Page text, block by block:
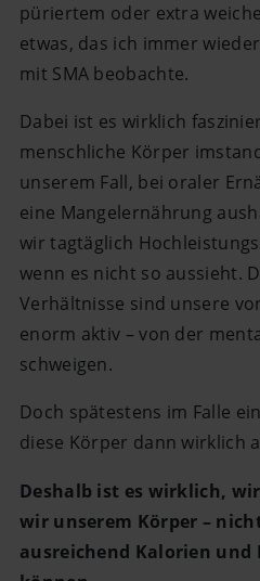
püriertem oder extra
etwas, das ich immer
mit SMA beobachte.
Dabei ist es wirklich
menschliche Körper
unserem Fall, bei oraler
eine Mangelernährung
wir tagtäglich
wenn es nicht so aussieht.
Verhältnisse sind unsere
enorm aktiv – von der
schweigen.
Doch spätestens im Falle
diese Körper dann wirklich
Deshalb ist es wirklich,
wir unserem Körper –
ausreichend Kalorien